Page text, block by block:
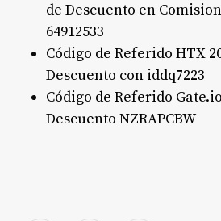
de Descuento en
64912533
Código de Referido HTX
Descuento con iddq7223
Código de Referido
Descuento NZRAPCBW